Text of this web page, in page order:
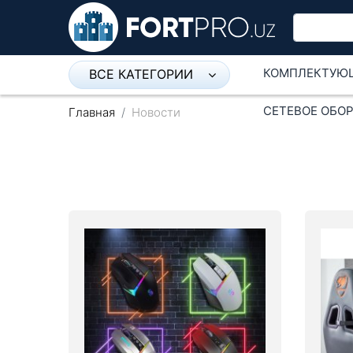
ВСЕ КАТЕГОРИИ
Микрофон
Спикерфон
Модемы ADSL, Wan/Lan
Роутеры, Wi-Fi
IP Телефония
СЕТЕВОЕ
Главная Новости